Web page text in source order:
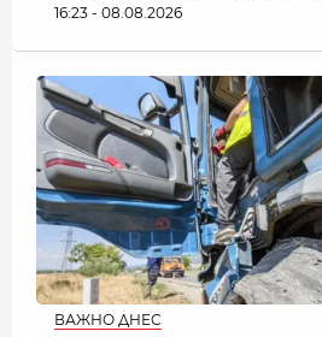
16:23 - 08.08.2026
ВАЖНО ДНЕС